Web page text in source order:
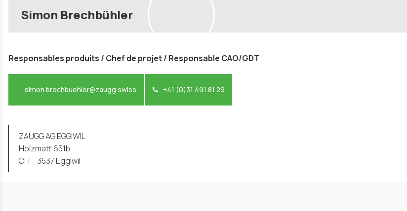
Simon Brechbühler
Responsables produits / Chef de projet / Responsable CAO/GDT
simon.brechbuehler@zaugg.swiss +41 (0)31 491 81 29
ZAUGG AG EGGIWIL
Holzmatt 651b
CH – 3537 Eggiwil